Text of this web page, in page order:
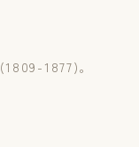
1877)。